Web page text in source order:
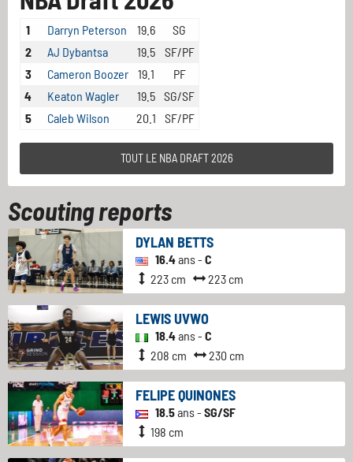
1 Darryn Peterson 19.6
SG
2
AJ Dybantsa 19.5
SF/PF
3
Cameron Boozer 19.1
PF
4
Keaton Wagler 19.5 SG/SF
5
Caleb Wilson 20.1 SF/PF
TOUT LE NBA DRAFT 2026
Scouting reports
DYLAN BETTS
16.4ans - C
223 cm
223 cm
LEWIS UVWO
18.4ans - C
208 cm
230 cm
FELIPE QUINONES
18.5ans - SG/SF
198 cm